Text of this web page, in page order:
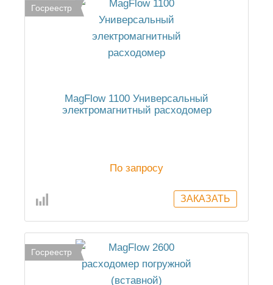
Госреестр
MagFlow 1100 Универсальный
электромагнитный расходомер
По запросу
Госреестр